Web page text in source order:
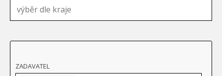
ZADAVATEL